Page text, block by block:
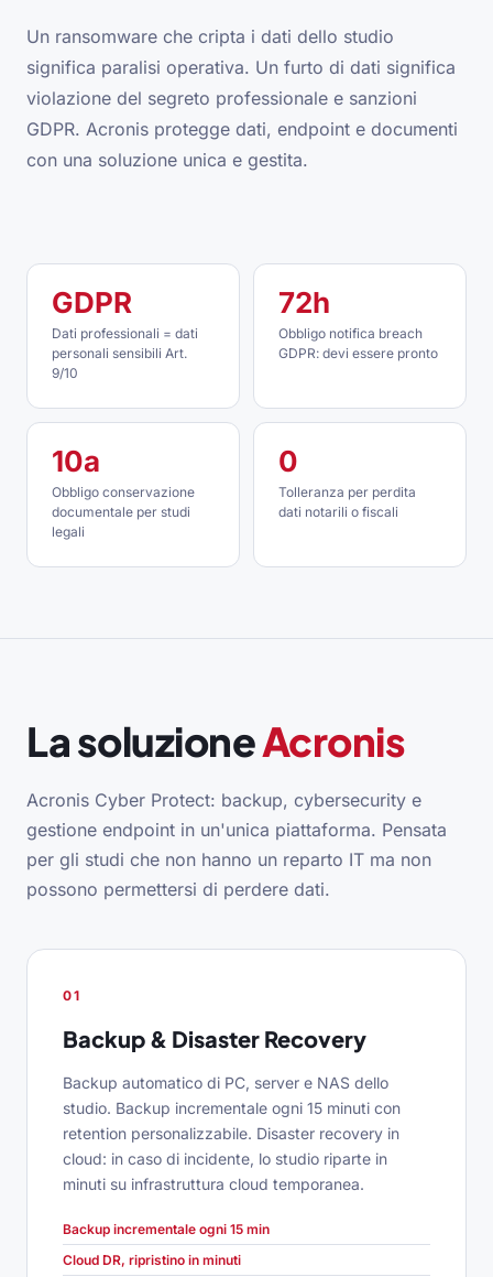
Un ransomware che cripta i dati dello studio
significa paralisi operativa. Un furto di dati significa
violazione del segreto professionale e sanzioni
GDPR. Acronis protegge dati, endpoint e documenti
con una soluzione unica e gestita.
GDPR
Dati professionali = dati
personali sensibili Art.
9/10
72h
Obbligo notifica breach
GDPR: devi essere pronto
10a
Obbligo conservazione
documentale per studi
legali
0
Tolleranza per perdita
dati notarili o fiscali
La soluzioneAcronis
Acronis Cyber Protect: backup, cybersecurity e
gestione endpoint in un'unica piattaforma. Pensata
per gli studi che non hanno un reparto IT ma non
possono permettersi di perdere dati.
01
Backup & Disaster Recovery
Backup automatico di PC, server e NAS dello
studio. Backup incrementale ogni 15 minuti con
retention personalizzabile. Disaster recovery in
cloud: in caso di incidente, lo studio riparte in
minuti su infrastruttura cloud temporanea.
Backup incrementale ogni 15 min
Cloud DR, ripristino in minuti